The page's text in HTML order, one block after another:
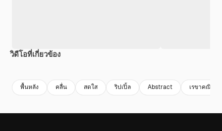
วิดีโอที่เกี่ยวข้อง
พื้นหลัง คลื่น สดใส ริปเปิ้ล Abstract เรขาคณิต